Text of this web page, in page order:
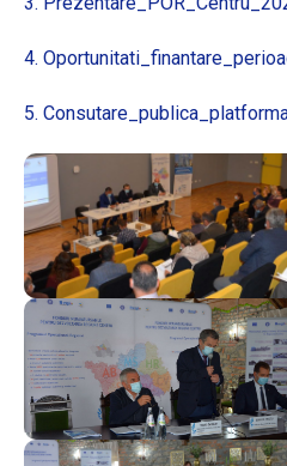
4.
5.